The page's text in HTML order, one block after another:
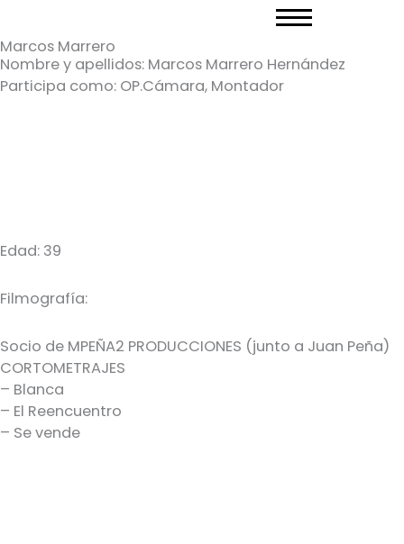
contenido
Marcos Marrero
Nombre y apellidos: Marcos Marrero Hernández
Participa como: OP.Cámara, Montador
Edad: 39
Filmografía:
Socio de MPEÑA2 PRODUCCIONES (junto a Juan Peña)
CORTOMETRAJES
– Blanca
– El Reencuentro
– Se vende